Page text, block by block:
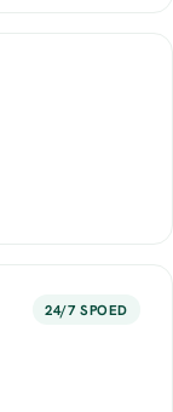
24/7 SPOED